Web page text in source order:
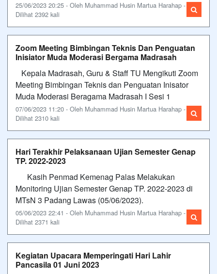
25/06/2023 20:25 - Oleh Muhammad Husin Martua Harahap -
Dilihat 2392 kali
Zoom Meeting Bimbingan Teknis Dan Penguatan
Inisiator Muda Moderasi Bergama Madrasah
Kepala Madrasah, Guru & Staff TU Mengikuti Zoom
Meeting Bimbingan Teknis dan Penguatan Inisator
Muda Moderasi Beragama Madrasah I Sesi 1
07/06/2023 11:20 - Oleh Muhammad Husin Martua Harahap -
Dilihat 2310 kali
Hari Terakhir Pelaksanaan Ujian Semester Genap
TP. 2022-2023
Kasih Penmad Kemenag Palas Melakukan
Monitoring Ujian Semester Genap TP. 2022-2023 di
MTsN 3 Padang Lawas (05/06/2023).
05/06/2023 22:41 - Oleh Muhammad Husin Martua Harahap -
Dilihat 2371 kali
Kegiatan Upacara Memperingati Hari Lahir
Pancasila 01 Juni 2023